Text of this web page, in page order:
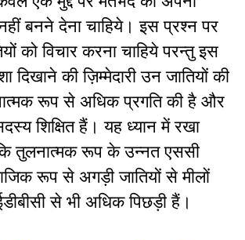
बनने देना चाहिये। इस प्रश्न पर
को विचार करना चाहिये परन्तु इस
दिखाने की ज़िम्मेदारी उन जातियों की
रूप से अधिक प्रगति की है और
शिक्षित हैं। यह ध्यान में रखा
तुलनात्मक रूप के उन्नत एससी
रूप से अगड़ी जातियों से मीलों
से भी अधिक पिछड़ी हैं।